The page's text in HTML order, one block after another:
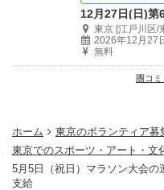
東京 [江戸川区/
2026年12月27
無料
團コ
ホーム
東京のボランティア募
東京でのスポーツ・アート・文
5月5日（祝日）マラソン大会の
支給